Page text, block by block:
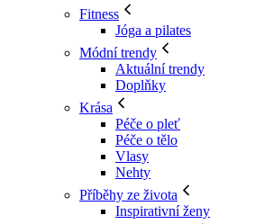
Fitness
Jóga a pilates
Módní trendy
Aktuální trendy
Doplňky
Krása
Péče o pleť
Péče o tělo
Vlasy
Nehty
Příběhy ze života
Inspirativní ženy